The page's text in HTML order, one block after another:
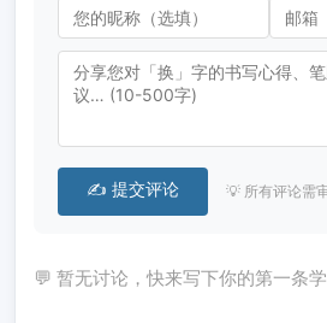
✍️ 提交评论 💡 所有评论需
💬 暂无讨论，快来写下你的第一条